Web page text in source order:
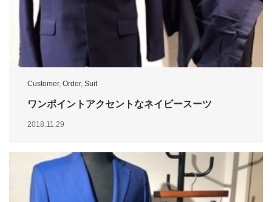
Customer, Order, Suit
ワンポイントアクセントなネイビースーツ
2018.11.29